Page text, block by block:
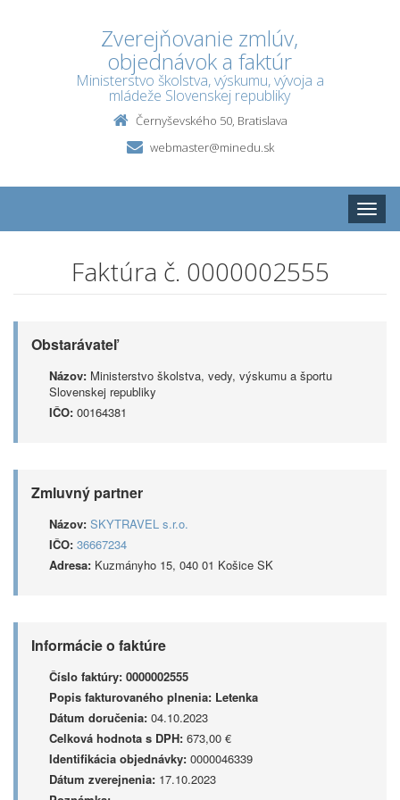
Zverejňovanie zmlúv,
objednávok a faktúr
Ministerstvo školstva, výskumu, vývoja a
mládeže Slovenskej republiky
Černyševského 50, Bratislava
webmaster@minedu.sk
Toggle
Faktúra č. 0000002555
Obstarávateľ
Názov: Ministerstvo školstva, vedy, výskumu a športu
Slovenskej republiky
IČO: 00164381
Zmluvný partner
Názov: SKYTRAVEL s.r.o.
IČO: 36667234
Adresa: Kuzmányho 15, 040 01 Košice SK
Informácie o faktúre
Číslo faktúry: 0000002555
Popis fakturovaného plnenia: Letenka
Dátum doručenia: 04.10.2023
Celková hodnota s DPH: 673,00 €
Identifikácia objednávky: 0000046339
Dátum zverejnenia: 17.10.2023